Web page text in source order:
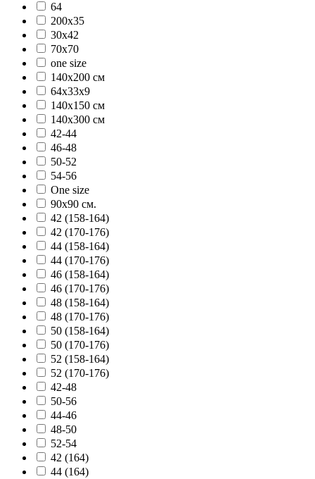
64
200x35
30х42
70х70
one size
140х200 см
64х33х9
140х150 см
140х300 см
42-44
46-48
50-52
54-56
One size
90х90 см.
42 (158-164)
42 (170-176)
44 (158-164)
44 (170-176)
46 (158-164)
46 (170-176)
48 (158-164)
48 (170-176)
50 (158-164)
50 (170-176)
52 (158-164)
52 (170-176)
42-48
50-56
44-46
48-50
52-54
42 (164)
44 (164)